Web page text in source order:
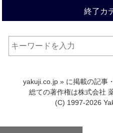
終了カ
yakuji.co.jp » に掲載の記事
総ての著作権は株式会社
(C) 1997-2026